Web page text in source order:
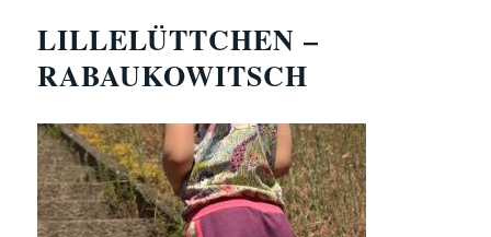
LILLELÜTTCHEN –
RABAUKOWITSCH